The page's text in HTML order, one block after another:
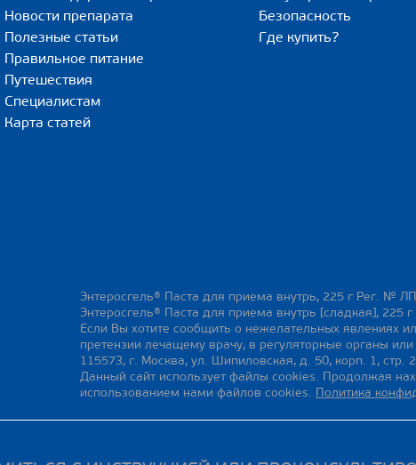
Новости препарата
Полезные статьи
Правильное питание
Путешествия
Специалистам
Карта статей
Безопасность
Где купить?
Энтеросгель® Паста для приема внутрь, 225 г Рег. №
Энтеросгель® Паста для приема внутрь [сладкая],
Если Вы хотите сообщить о нежелательных явлениях
претензии лечащему врачу, в регуляторные органы
115573, г. Москва, ул. Шипиловская, д. 50, корп. 1, стр.
Данный сайт использует файлы cookies. Продолжая
использованием нами файлов cookies. Политика